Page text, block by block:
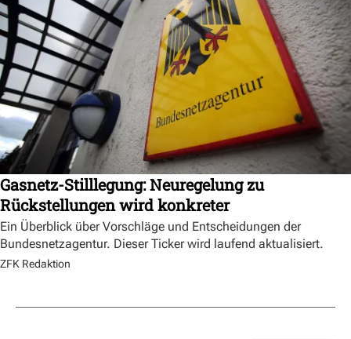
Gasnetz-Stilllegung: Neuregelung zu
Rückstellungen wird konkreter
Ein Überblick über Vorschläge und Entscheidungen der
Bundesnetzagentur. Dieser Ticker wird laufend aktualisiert.
ZFK Redaktion